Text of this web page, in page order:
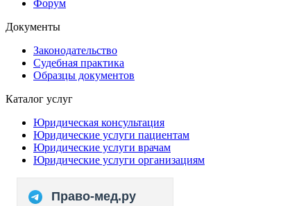
Форум
Документы
Законодательство
Судебная практика
Образцы документов
Каталог услуг
Юридическая консультация
Юридические услуги пациентам
Юридические услуги врачам
Юридические услуги организациям
Право-мед.ру